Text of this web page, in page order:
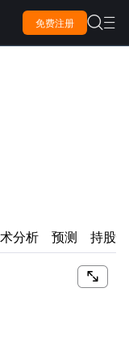
免费注册  
分析 预测 持股
